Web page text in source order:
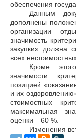
обеспечения
Данным
дополнены
организации
значимость
закупки» должна
всех
Кроме
значимости
позицией
и их
стоимостных
максимальная
оценки – 60 %.
Изменения